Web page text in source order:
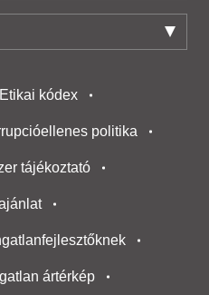
Etikai kódex
politika
tájékoztató
ártérkép